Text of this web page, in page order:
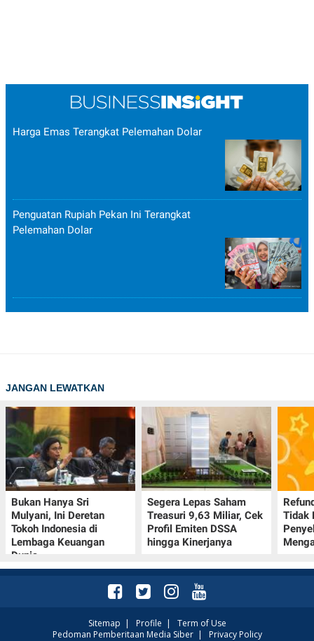
Harga Emas Terangkat Pelemahan Dolar
Penguatan Rupiah Pekan Ini Terangkat
Pelemahan Dolar
JANGAN LEWATKAN
Bukan Hanya Sri
Mulyani, Ini Deretan
Tokoh Indonesia di
Lembaga Keuangan
Dunia
Segera Lepas Saham
Treasuri 9,63 Miliar, Cek
Profil Emiten DSSA
hingga Kinerjanya
Tidak
Sitemap | Profile | Term of Use
Pedoman Pemberitaan Media Siber| Privacy Policy